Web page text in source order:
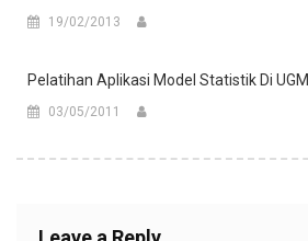
19/02/2013
Pelatihan Aplikasi Model Statistik Di UGM
03/05/2011